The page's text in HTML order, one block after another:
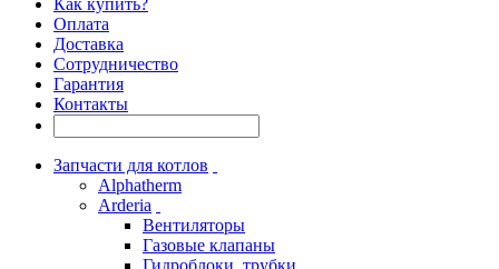
Как купить?
Оплата
Доставка
Сотрудничество
Гарантия
Контакты
Запчасти для котлов
Alphatherm
Arderia
Вентиляторы
Газовые клапаны